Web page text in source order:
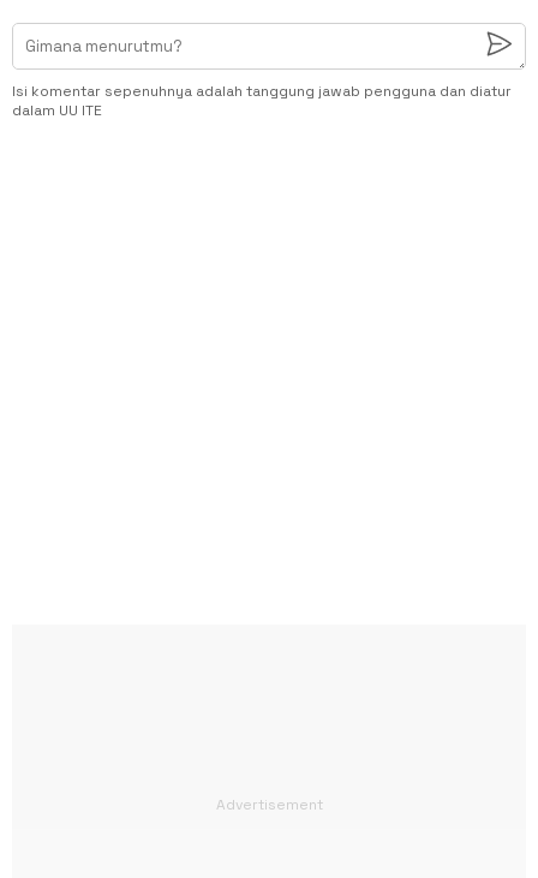
Isi komentar sepenuhnya adalah tanggung jawab pengguna dan diatur
dalam UU ITE